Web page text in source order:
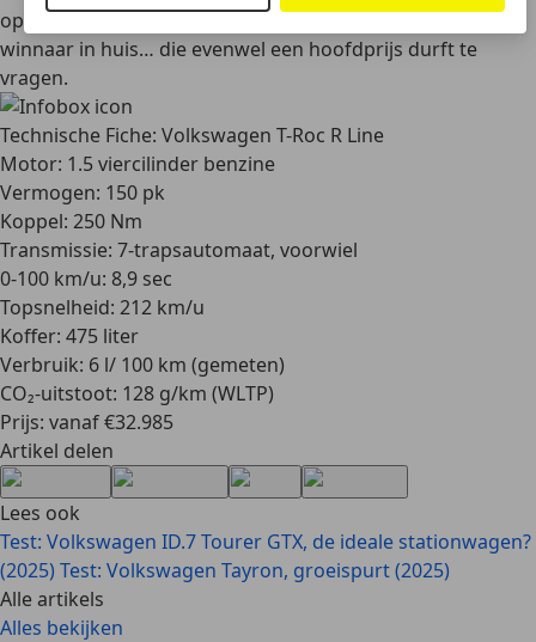
op moderne technologie. Volkswagen heeft wederom een
winnaar in huis… die evenwel een hoofdprijs durft te
vragen.
Technische Fiche: Volkswagen T-Roc R Line
Motor: 1.5 viercilinder benzine
Vermogen: 150 pk
Koppel: 250 Nm
Transmissie: 7-trapsautomaat, voorwiel
0-100 km/u: 8,9 sec
Topsnelheid: 212 km/u
Koffer: 475 liter
Verbruik: 6 l/ 100 km (gemeten)
CO₂-uitstoot: 128 g/km (WLTP)
Prijs: vanaf €32.985
Artikel delen
Lees ook
Test: Volkswagen ID.7 Tourer GTX, de ideale stationwagen?
(2025) Test: Volkswagen Tayron, groeispurt (2025)
Alle artikels
Alles bekijken